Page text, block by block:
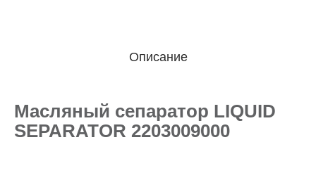
Описание
Масляный сепаратор LIQUID
SEPARATOR 2203009000